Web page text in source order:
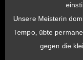
Unsere Meisterin
Tempo, übte
gegen die